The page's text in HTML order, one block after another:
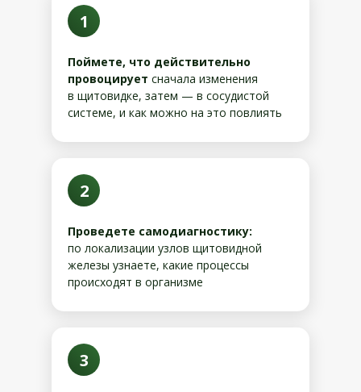
Поймете, что действительно
провоцирует сначала изменения
в щитовидке, затем — в сосудистой
системе, и как можно на это повлиять
1
Проведете самодиагностику:
по локализации узлов щитовидной
железы узнаете, какие процессы
происходят в организме
2
3